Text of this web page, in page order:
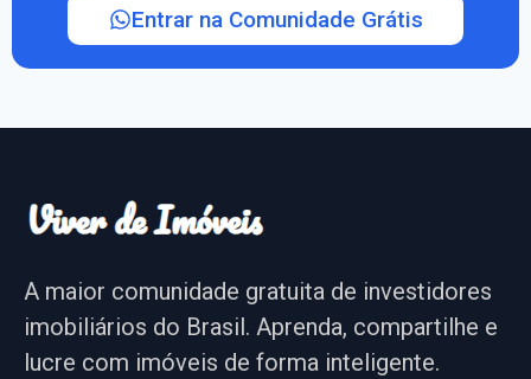
Entrar na Comunidade Grátis
A maior comunidade gratuita de investidores
imobiliários do Brasil. Aprenda, compartilhe e
lucre com imóveis de forma inteligente.